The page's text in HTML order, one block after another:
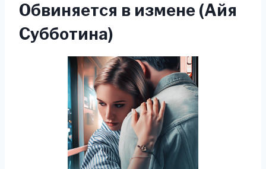
Обвиняется в измене (Айя
Субботина)